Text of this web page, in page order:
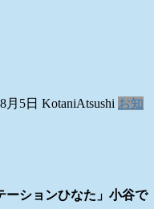
月5日 KotaniAtsushi お知
ーションひなた」小谷で